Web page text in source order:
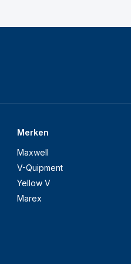
Merken
Maxwell
V-Quipment
Yellow V
Marex